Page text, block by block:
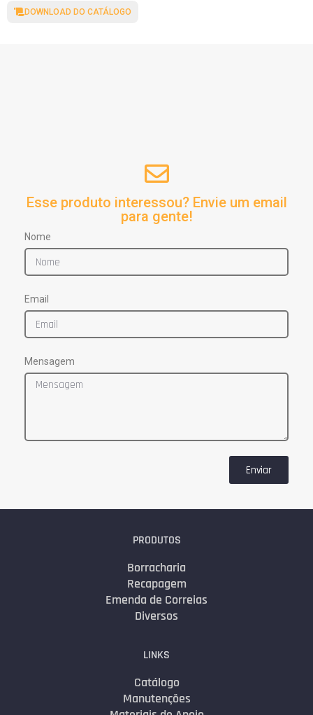
DOWNLOAD DO CATÁLOGO
Esse produto interessou? Envie um email
para gente!
Nome
Email
Mensagem
Enviar
PRODUTOS
Borracharia
Recapagem
Emenda de Correias
Diversos
LINKS
Catálogo
Manutenções